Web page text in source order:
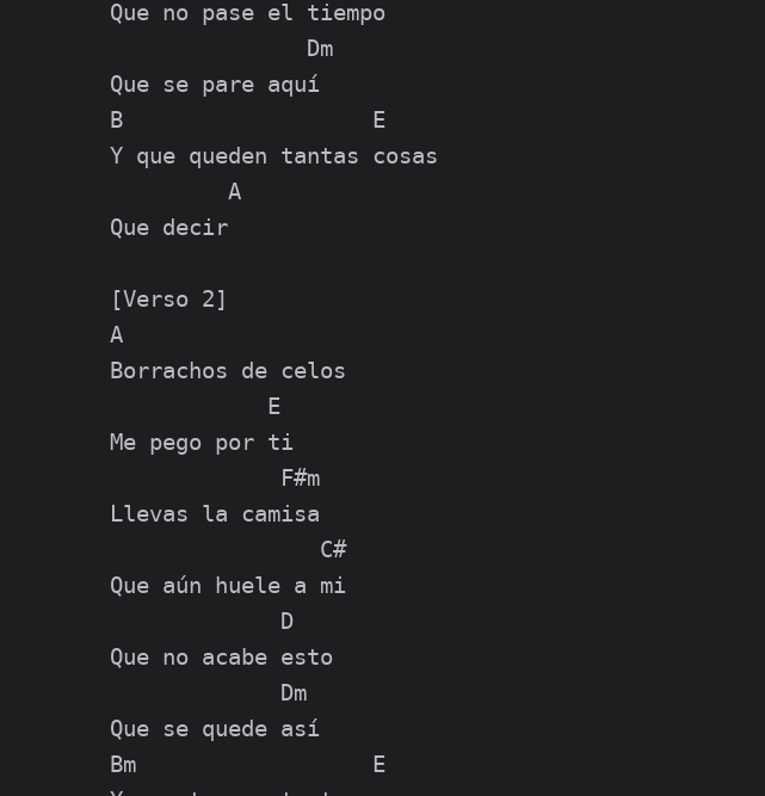
Que no pase el tiempo
               Dm
Que se pare aquí
B                   E
Y que queden tantas cosas
         A
Que decir
[Verso 2]
A
Borrachos de celos
            E
Me pego por ti
             F#m
Llevas la camisa
                C#
Que aún huele a mi
             D
Que no acabe esto
             Dm
Que se quede así
Bm                  E